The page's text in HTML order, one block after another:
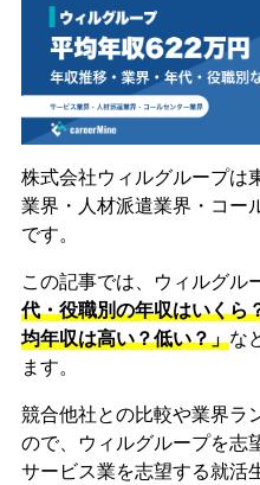
株式会社ウィルグループは
業界・人材派遣業界・コー
です。
この記事では、ウィルグル
代・役職別の年収はいくら
均年収は高い？低い？」な
ます。
競合他社との比較や業界ラ
ので、ウィルグループを志
サービス業を志望する就活